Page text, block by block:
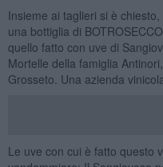
Insieme ai taglieri si è
una bottiglia di
quello fatto con uve di
Mortelle della famiglia
Grosseto. Una azienda
Le uve con cui è fatto questo